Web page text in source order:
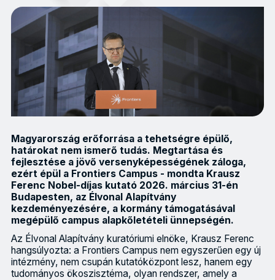
Magyarország erőforrása a tehetségre épülő,
határokat nem ismerő tudás. Megtartása és
fejlesztése a jövő versenyképességének záloga,
ezért épül a Frontiers Campus - mondta Krausz
Ferenc Nobel-díjas kutató 2026. március 31-én
Budapesten, az Élvonal Alapítvány
kezdeményezésére, a kormány támogatásával
megépülő campus alapkőletételi ünnepségén.
Az Élvonal Alapítvány kuratóriumi elnöke, Krausz Ferenc
hangsúlyozta: a Frontiers Campus nem egyszerűen egy új
intézmény, nem csupán kutatóközpont lesz, hanem egy
tudományos ökoszisztéma, olyan rendszer, amely a